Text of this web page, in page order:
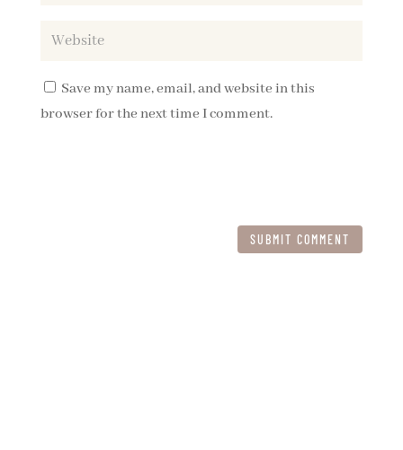
Save my name, email, and website in this
browser for the next time I comment.
SUBMIT COMMENT